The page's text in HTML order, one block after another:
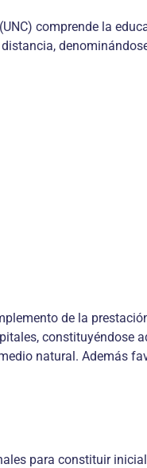
comprende la
de la
natural. Además
para constituir